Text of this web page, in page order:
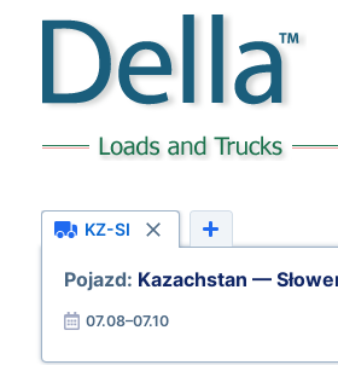
KZ-SI
Pojazd: Kazachstan —
07.08–07.10